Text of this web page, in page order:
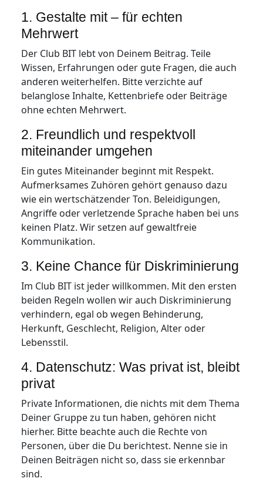
1. Gestalte mit – für echten
Mehrwert
Der Club BIT lebt von Deinem Beitrag. Teile
Wissen, Erfahrungen oder gute Fragen, die auch
anderen weiterhelfen. Bitte verzichte auf
belanglose Inhalte, Kettenbriefe oder Beiträge
ohne echten Mehrwert.
2. Freundlich und respektvoll
miteinander umgehen
Ein gutes Miteinander beginnt mit Respekt.
Aufmerksames Zuhören gehört genauso dazu
wie ein wertschätzender Ton. Beleidigungen,
Angriffe oder verletzende Sprache haben bei uns
keinen Platz. Wir setzen auf gewaltfreie
Kommunikation.
3. Keine Chance für Diskriminierung
Im Club BIT ist jeder willkommen. Mit den ersten
beiden Regeln wollen wir auch Diskriminierung
verhindern, egal ob wegen Behinderung,
Herkunft, Geschlecht, Religion, Alter oder
Lebensstil.
4. Datenschutz: Was privat ist, bleibt
privat
Private Informationen, die nichts mit dem Thema
Deiner Gruppe zu tun haben, gehören nicht
hierher. Bitte beachte auch die Rechte von
Personen, über die Du berichtest. Nenne sie in
Deinen Beiträgen nicht so, dass sie erkennbar
sind.